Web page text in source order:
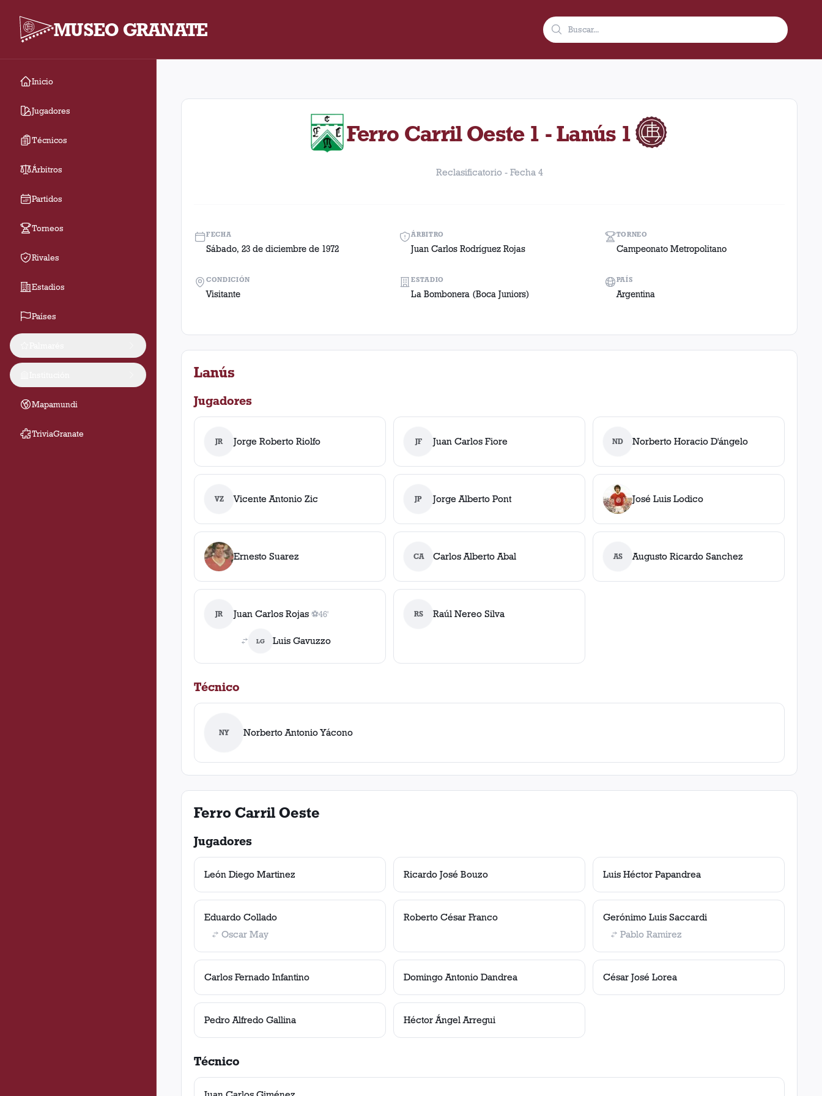
MUSEO GRANATE
Inicio
Jugadores
Técnicos
Árbitros
Partidos
Torneos
Rivales
Estadios
Países
Mapamundi
TriviaGranate
Reclasificatorio - Fecha 4. Partido entre Lanús y Ferro Carril Oeste disputado el Sábado, 23 de diciembre de 1972 como visitante en el estadio La
Ferro Carril Oeste 1 - Lanús 1
Reclasificatorio - Fecha 4
FECHA
Sábado, 23 de diciembre de 1972
ÁRBITRO
Juan Carlos Rodríguez Rojas
TORNEO
Campeonato Metropolitano
CONDICIÓN
Visitante
ESTADIO
La Bombonera (Boca Juniors)
PAÍS
Argentina
Lanús
Jugadores
JR Jorge Roberto Riolfo JF Juan Carlos Fiore ND Norberto Horacio D'ángelo
VZ Vicente Antonio Zic JP Jorge Alberto Pont José Luis Lodico
Ernesto Suarez CA Carlos Alberto Abal AS Augusto Ricardo Sanchez
JR Juan Carlos Rojas ⚽
1gol
46'
LG Luis Gavuzzo
RS Raúl Nereo Silva
Técnico
NY Norberto Antonio Yácono
Ferro Carril Oeste
Jugadores
León Diego Martinez Ricardo José Bouzo Luis Héctor Papandrea
Eduardo Collado
Oscar May
Roberto César Franco
Gerónimo Luis Saccardi
Pablo Ramirez
Carlos Fernado Infantino Domingo Antonio Dandrea César José Lorea
Pedro Alfredo Gallina Héctor Ángel Arregui
Técnico